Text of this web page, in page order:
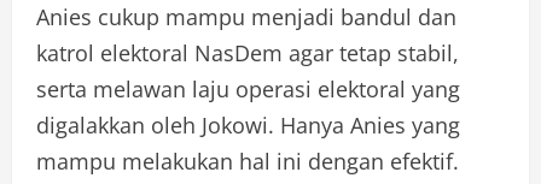
Anies cukup mampu menjadi bandul dan
katrol elektoral NasDem agar tetap stabil,
serta melawan laju operasi elektoral yang
digalakkan oleh Jokowi. Hanya Anies yang
mampu melakukan hal ini dengan efektif.